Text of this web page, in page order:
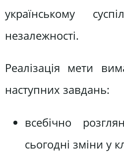
українському
незалежності.
Реалізація мети
наступних завдань:
всебічно
сьогодні зміни у